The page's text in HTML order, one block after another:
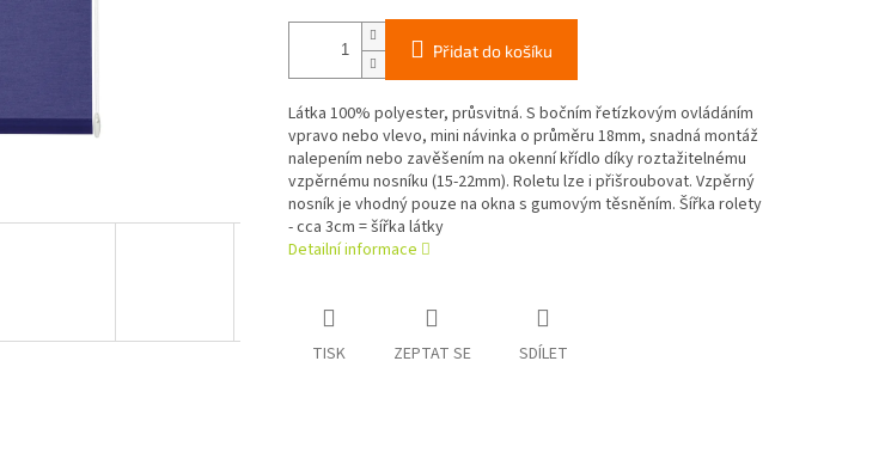
Přidat do košíku
Látka 100% polyester, průsvitná. S bočním řetízkovým ovládáním
vpravo nebo vlevo, mini návinka o průměru 18mm, snadná montáž
nalepením nebo zavěšením na okenní křídlo díky roztažitelnému
vzpěrnému nosníku (15-22mm). Roletu lze i přišroubovat. Vzpěrný
nosník je vhodný pouze na okna s gumovým těsněním. Šířka rolety
- cca 3cm = šířka látky
Detailní informace
TISK ZEPTAT SE SDÍLET